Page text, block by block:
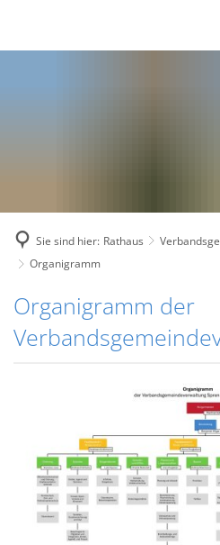
Sie sind hier: Rathaus
Organigramm
Organigramm
Organigramm der